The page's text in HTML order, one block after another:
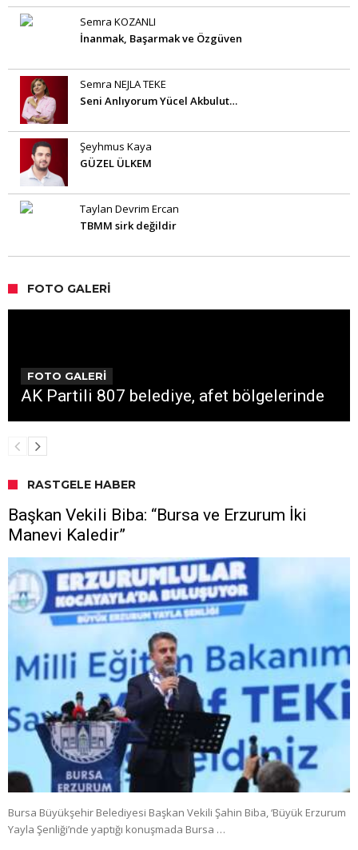
Semra KOZANLI
İnanmak, Başarmak ve Özgüven
Semra NEJLA TEKE
Seni Anlıyorum Yücel Akbulut…
Şeyhmus Kaya
GÜZEL ÜLKEM
Taylan Devrim Ercan
TBMM sirk değildir
FOTO GALERI
FOTO GALERİ
AK Partili 807 belediye, afet bölgelerinde
RASTGELE HABER
Başkan Vekili Biba: “Bursa ve Erzurum İki
Manevi Kaledir”
Bursa Büyükşehir Belediyesi Başkan Vekili Şahin Biba, ‘Büyük Erzurum
Yayla Şenliği’nde yaptığı konuşmada Bursa …